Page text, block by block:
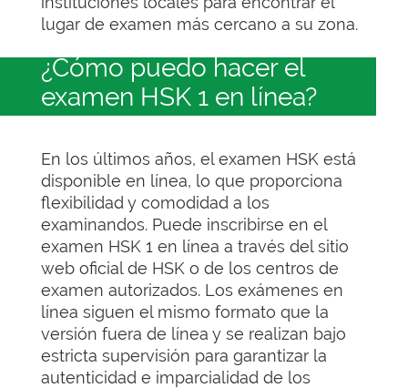
lugar de examen más cercano a su zona.
¿Cómo puedo hacer el
examen HSK 1 en línea?
En los últimos años, el examen HSK está
disponible en línea, lo que proporciona
flexibilidad y comodidad a los
examinandos. Puede inscribirse en el
examen HSK 1 en línea a través del sitio
web oficial de HSK o de los centros de
examen autorizados. Los exámenes en
línea siguen el mismo formato que la
versión fuera de línea y se realizan bajo
estricta supervisión para garantizar la
autenticidad e imparcialidad de los